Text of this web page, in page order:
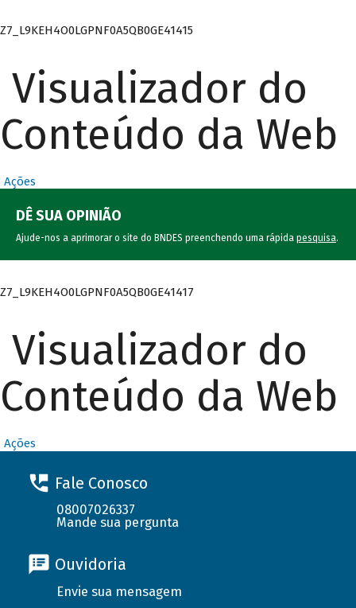
Z7_L9KEH4O0LGPNF0A5QB0GE41415
Visualizador do
Conteúdo da Web
Ações
DÊ SUA OPINIÃO
Ajude-nos a aprimorar o site do BNDES preenchendo uma rápida pesquisa.
Z7_L9KEH4O0LGPNF0A5QB0GE41417
Visualizador do
Conteúdo da Web
Ações
Fale Conosco
08007026337
Mande sua pergunta
Ouvidoria
Envie sua mensagem